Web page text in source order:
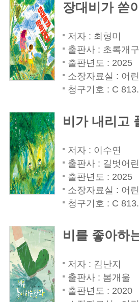
장대비가 쏟
저자 : 최형미
출판사 : 초록개구
출판년도 : 2025
소장자료실 : 어
청구기호 : C
비가 내리고
저자 : 이수연
출판사 : 길벗어
출판년도 : 2025
소장자료실 : 어
청구기호 : C
비를 좋아하
저자 : 김난지
출판사 : 봄개울
출판년도 : 2020